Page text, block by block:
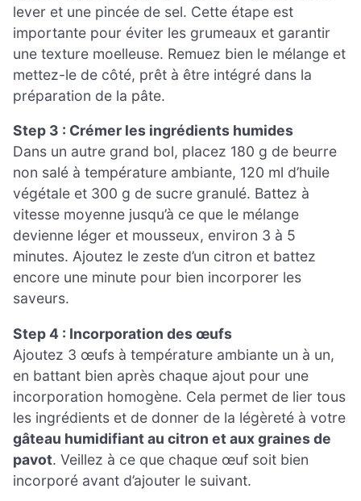
lever et une pincée de sel. Cette étape est
importante pour éviter les grumeaux et garantir
une texture moelleuse. Remuez bien le mélange et
mettez-le de côté, prêt à être intégré dans la
préparation de la pâte.
Step 3 : Crémer les ingrédients humides
Dans un autre grand bol, placez 180 g de beurre
non salé à température ambiante, 120 ml d’huile
végétale et 300 g de sucre granulé. Battez à
vitesse moyenne jusqu’à ce que le mélange
devienne léger et mousseux, environ 3 à 5
minutes. Ajoutez le zeste d’un citron et battez
encore une minute pour bien incorporer les
saveurs.
Step 4 : Incorporation des œufs
Ajoutez 3 œufs à température ambiante un à un,
en battant bien après chaque ajout pour une
incorporation homogène. Cela permet de lier tous
les ingrédients et de donner de la légèreté à votre
gâteau humidifiant au citron et aux graines de
pavot. Veillez à ce que chaque œuf soit bien
incorporé avant d’ajouter le suivant.